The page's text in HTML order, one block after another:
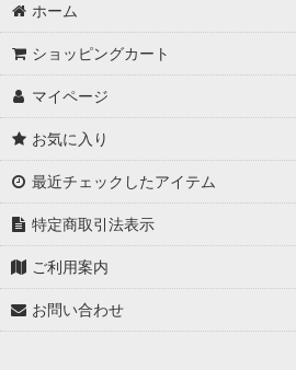
ホーム
ショッピングカート
マイページ
お気に入り
最近チェックしたアイテム
特定商取引法表示
ご利用案内
お問い合わせ